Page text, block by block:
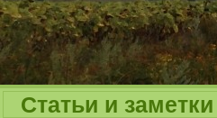
Статьи и заметки